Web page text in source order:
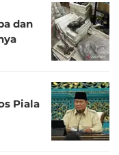
dan
Piala